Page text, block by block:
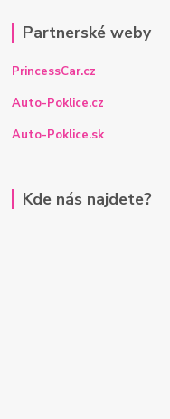
Partnerské weby
PrincessCar.cz
Auto-Poklice.cz
Auto-Poklice.sk
Kde nás najdete?